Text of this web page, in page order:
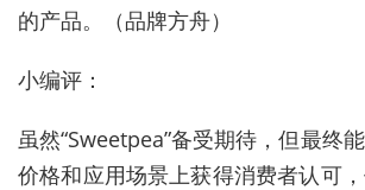
的产品。（品牌方舟）
小编评：
虽然“Sweetpea”备受期待，但最终
价格和应用场景上获得消费者认可